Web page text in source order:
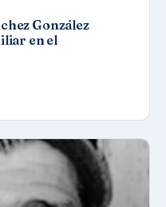
González
en el